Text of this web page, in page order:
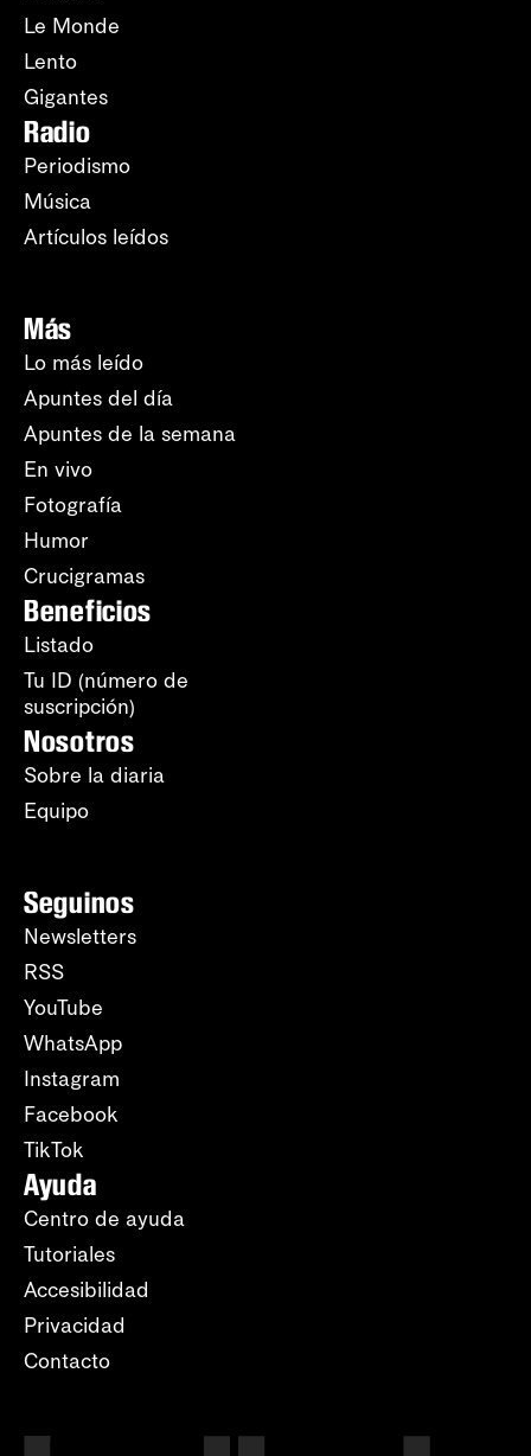
Le Monde
Lento
Gigantes
Radio
Periodismo
Música
Artículos leídos
Más
Lo más leído
Apuntes del día
Apuntes de la semana
En vivo
Fotografía
Humor
Crucigramas
Beneficios
Listado
Tu ID (número de
suscripción)
Nosotros
Sobre la diaria
Equipo
Seguinos
Newsletters
RSS
YouTube
WhatsApp
Instagram
Facebook
TikTok
Ayuda
Centro de ayuda
Tutoriales
Accesibilidad
Privacidad
Contacto